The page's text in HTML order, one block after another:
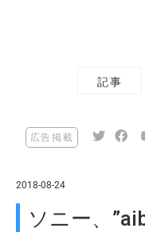
記事
広告掲載
2018-08-24
ソニー、